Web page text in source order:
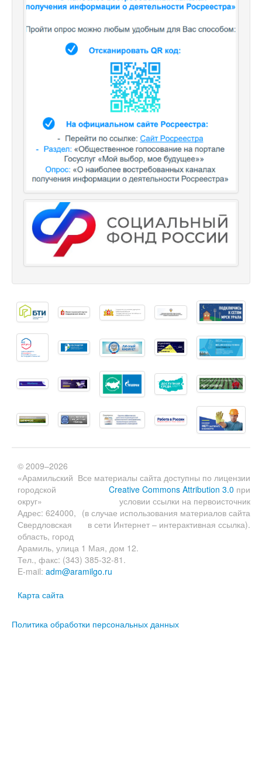
Все материалы сайта доступны по лицензии
Creative Commons Attribution 3.0 при
условии ссылки на первоисточник
(в случае использования материалов сайта
в сети Интернет – интерактивная ссылка).
© 2009–2026
«Арамильский
городской
округ»
Адрес: 624000,
Свердловская
область, город
Арамиль, улица 1 Мая, дом 12.
Тел., факс: (343) 385-32-81.
E-mail: adm@aramilgo.ru
Карта сайта
Политика обработки персональных данных